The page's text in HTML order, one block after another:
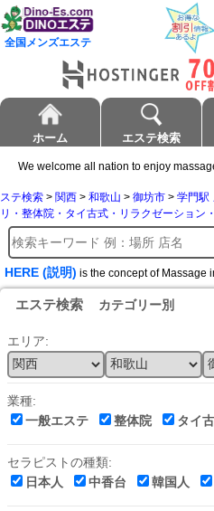
全国メンズエステ
ホーム エステ検索
We welcome all nation to enjoy
ステ検索 > 関西 > 和歌山 > 御坊市 > 学門駅
リ・整体院・タイ古式・リラクゼーション
HERE (説明) is the concept of Massage
エステ検索 カテゴリー別
エリア:
業種:
一般エステ
整体院 タイ
セラピストの種類:
日本人
中香台 韓国人